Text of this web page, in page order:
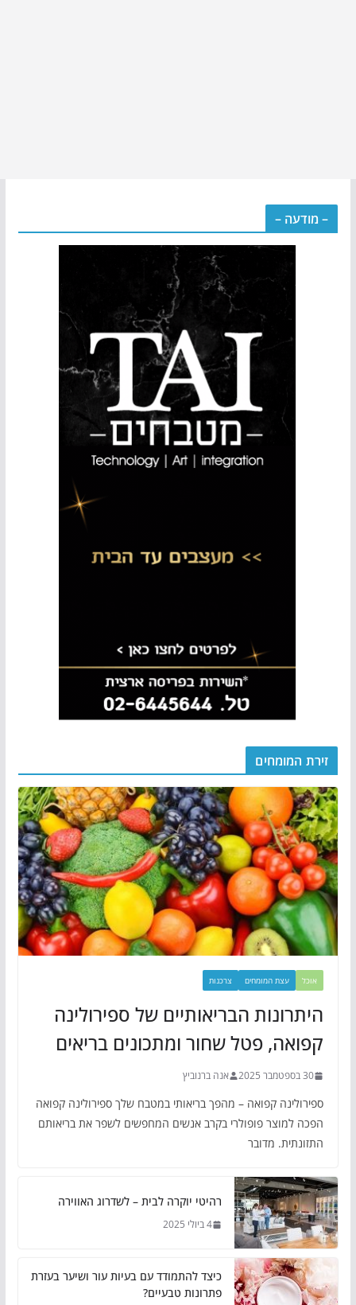
– מודעה –
זירת המומחים
אוכל עצת המומחים צרכנות
היתרונות הבריאותיים של ספירולינה
קפואה, פטל שחור ומתכונים בריאים
30 בספטמבר 2025 אנה ברנוביץ
ספירולינה קפואה – מהפך בריאותי במטבח שלך ספירולינה קפואה
הפכה למוצר פופולרי בקרב אנשים המחפשים לשפר את בריאותם
התזונתית. מדובר
רהיטי יוקרה לבית – לשדרוג האווירה
4 ביולי 2025
כיצד להתמודד עם בעיות עור ושיער בעזרת
פתרונות טבעיים?